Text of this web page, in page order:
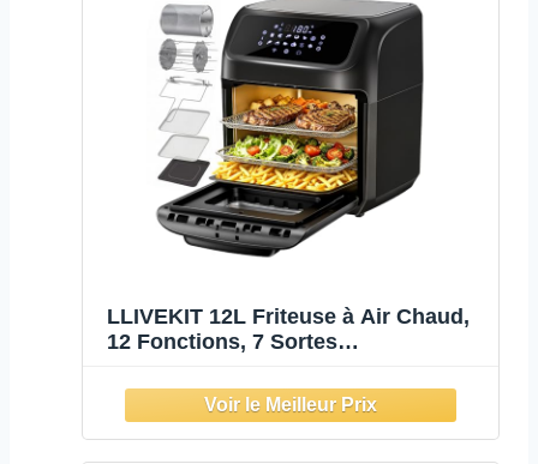
LLIVEKIT 12L Friteuse à Air Chaud,
12 Fonctions, 7 Sortes